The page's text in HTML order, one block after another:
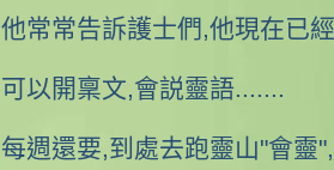
他常常告訴護士們,他現在已
可以開稟文,會説靈語.......
每週還要,到處去跑靈山"會靈",